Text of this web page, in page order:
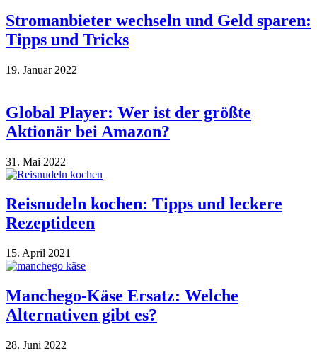
Stromanbieter wechseln und Geld sparen:
Tipps und Tricks
19. Januar 2022
Global Player: Wer ist der größte
Aktionär bei Amazon?
31. Mai 2022
Reisnudeln kochen: Tipps und leckere
Rezeptideen
15. April 2021
Manchego-Käse Ersatz: Welche
Alternativen gibt es?
28. Juni 2022